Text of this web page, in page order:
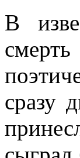
В
сразу